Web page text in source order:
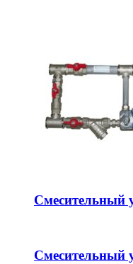
Смесительный
Смесительный